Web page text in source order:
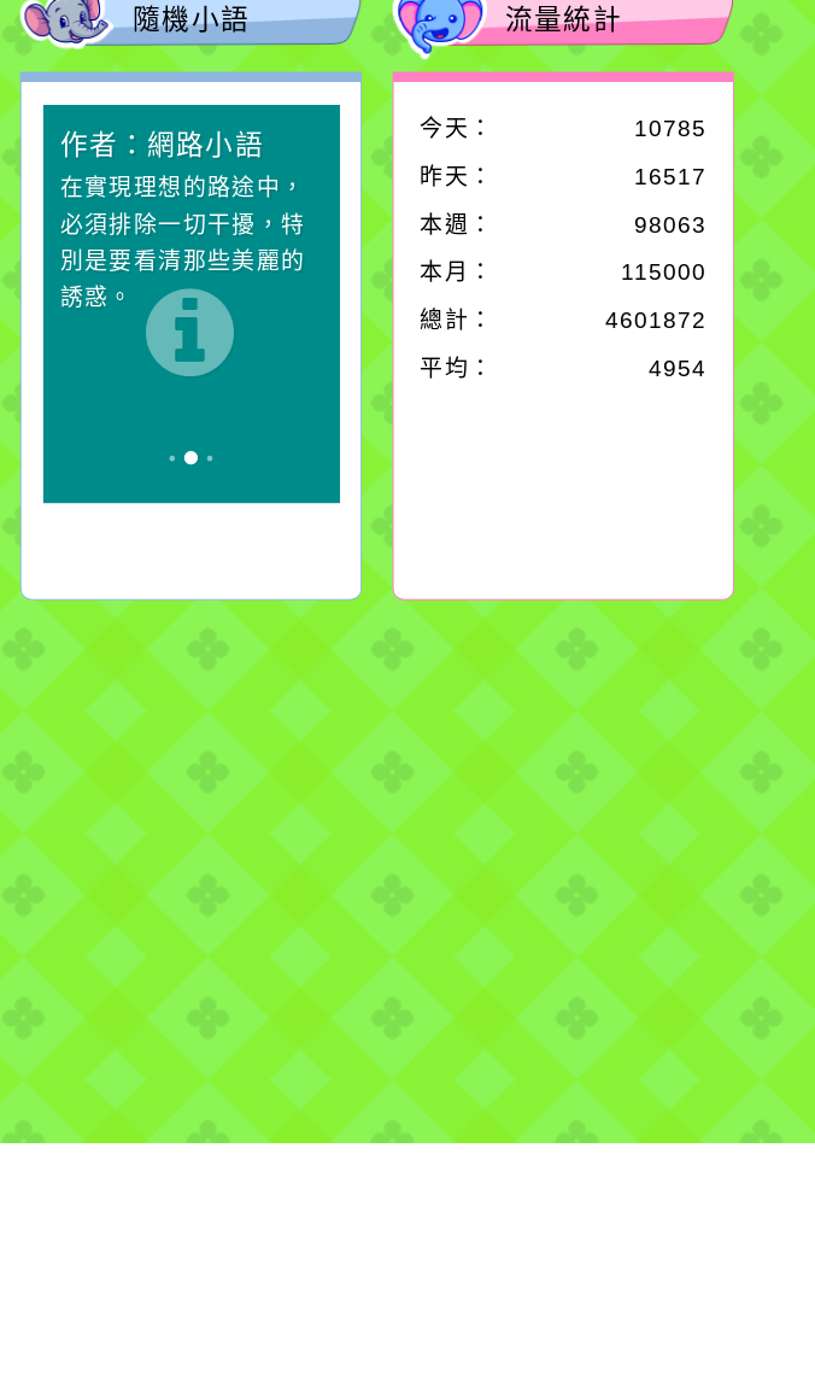
隨機小語
作者：網路小語
在實現理想的路途中，
必須排除一切干擾，特
別是要看清那些美麗的
誘惑。
作者：網路小語
生活是一面鏡子。你對
它笑，它就對你笑；你
對它哭，它也對你哭。
流量統計
今天： 10785
昨天： 16517
本週：
98063
本月：
115000
總計： 4601872
平均： 4954